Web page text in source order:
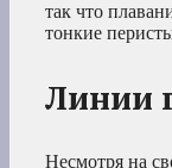
так что
тонкие
Линии
Несмотря на